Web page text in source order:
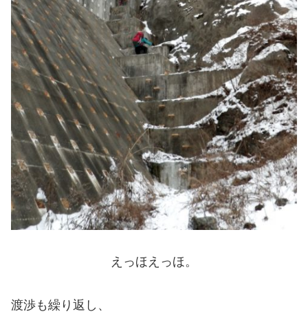
えっほえっほ。
渡渉も繰り返し、